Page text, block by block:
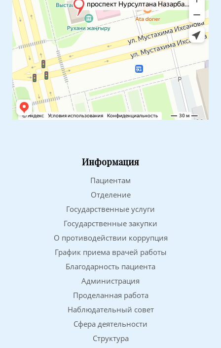
Информация
Пациентам
Отделение
Государственные услуги
Государственные закупки
О противодействии коррупция
График приема врачей работы
Благодарность пациента
Администрация
Проделанная работа
Наблюдательный совет
Сфера деятельности
Структура